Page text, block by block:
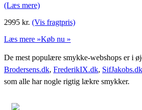
(Læs mere)
2995 kr. (Vis fragtpris)
Læs mere »Køb nu »
De mest populære smykke-webshops er i
Brodersens.dk, FrederikIX.dk, SifJakobs.dk
som alle har nogle rigtig lækre smykker.